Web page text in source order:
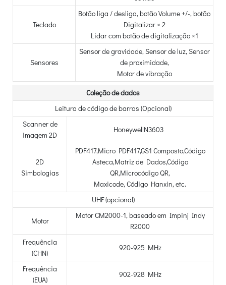
Teclado
Botão liga / desliga, botão Volume +/-, botão
Digitalizar × 2
Lidar com botão de digitalização ×1
Sensores
Sensor de gravidade, Sensor de luz, Sensor
de proximidade,
Motor de vibração
Coleção de dados
Leitura de código de barras (Opcional)
Scanner de
imagem 2D
HoneywellN3603
2D
Simbologias
PDF417,Micro PDF417,GS1 Composto,Código
Asteca,Matriz de Dados,Código
QR,Microcódigo QR,
Maxicode, Código Hanxin, etc.
UHF (opcional)
Motor
Motor CM2000-1, baseado em Impinj Indy
R2000
Frequência
(CHN)
920-925 MHz
Frequência
(EUA)
902-928 MHz